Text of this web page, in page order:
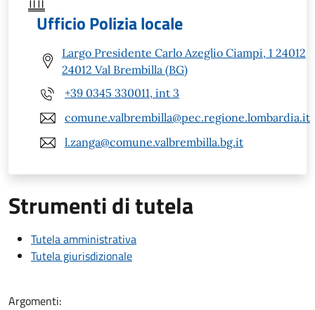
Ufficio Polizia locale
Largo Presidente Carlo Azeglio Ciampi, 1 24012
24012 Val Brembilla (BG)
+39 0345 330011, int 3
comune.valbrembilla@pec.regione.lombardia.it
l.zanga@comune.valbrembilla.bg.it
Strumenti di tutela
Tutela amministrativa
Tutela giurisdizionale
Argomenti: